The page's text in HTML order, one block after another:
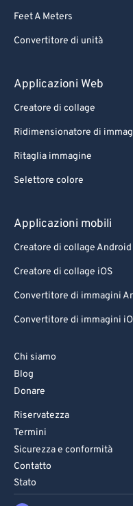
Feet A Meters
Convertitore di unità
Applicazioni Web
Creatore di collage
Ridimensionatore di
Ritaglia immagine
Selettore colore
Applicazioni mobili
Creatore di collage Android
Creatore di collage iOS
Convertitore di immagini
Convertitore di immagini
Chi siamo
Blog
Donare
Riservatezza
Termini
Sicurezza e conformità
Contatto
Stato